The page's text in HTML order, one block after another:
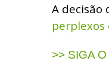
A decisão
perplexos
>> SIGA